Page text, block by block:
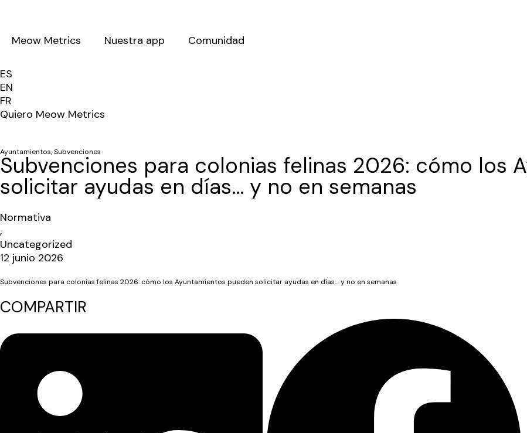
Meow Metrics Nuestra app Comunidad
ES
EN
FR
Quiero Meow Metrics
Ayuntamientos,Subvenciones
Subvenciones para colonias felinas 2026: cómo los
solicitar ayudas en días… y no en semanas
Normativa
,
Uncategorized
12 junio 2026
Subvenciones para colonias felinas 2026: cómo los Ayuntamientos pueden solicitar ayudas en días… y no en semanas
COMPARTIR